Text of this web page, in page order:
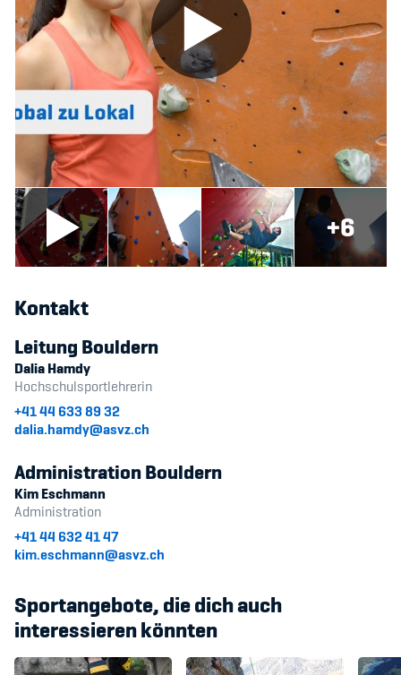
+6
Kontakt
Leitung Bouldern
Dalia Hamdy
Hochschulsportlehrerin
+41 44 633 89 32
dalia.hamdy@asvz.ch
Administration Bouldern
Kim Eschmann
Administration
+41 44 632 41 47
kim.eschmann@asvz.ch
Sportangebote, die dich auch
interessieren könnten